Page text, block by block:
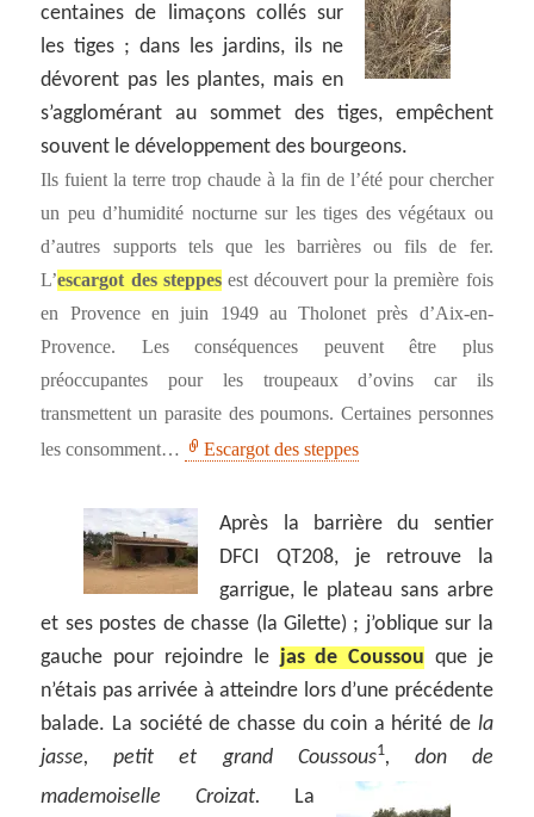
centaines de limaçons collés sur
les tiges ; dans les jardins, ils ne
dévorent pas les plantes, mais en
s’agglomérant au sommet des tiges, empêchent
souvent le développement des bourgeons.
Ils fuient la terre trop chaude à la fin de l’été pour chercher
un peu d’humidité nocturne sur les tiges des végétaux ou
d’autres supports tels que les barrières ou fils de fer.
L’escargot des steppesest découvert pour la première fois
en Provence en juin 1949 au Tholonet près d’Aix-en-
Provence. Les conséquences peuvent être plus
préoccupantes pour les troupeaux d’ovins car ils
transmettent un parasite des poumons. Certaines personnes
les consomment…
Escargot des steppes
Après la barrière du sentier
DFCI QT208, je retrouve la
garrigue, le plateau sans arbre
et ses postes de chasse (la Gilette) ; j’oblique sur la
gauche pour rejoindre le jas de Coussou que je
n’étais pas arrivée à atteindre lors d’une précédente
balade. La société de chasse du coin a hérité de la
jasse, petit et grand Coussous1, don de
mademoiselle Croizat.
La